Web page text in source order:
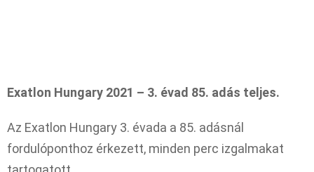
Exatlon Hungary 2021 – 3. évad 85. adás teljes.
Az Exatlon Hungary 3. évada a 85. adásnál
fordulóponthoz érkezett, minden perc izgalmakat